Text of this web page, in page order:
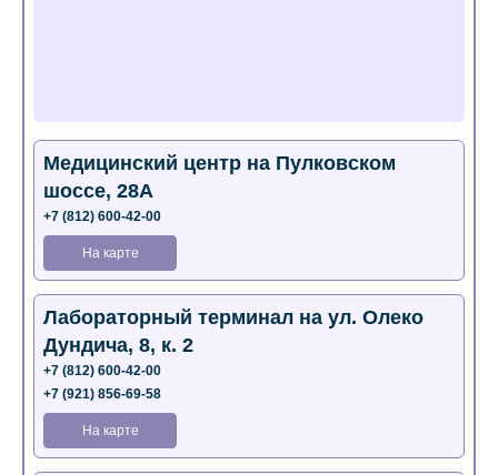
Медицинский центр на Пулковском
шоссе, 28А
+7 (812) 600-42-00
На карте
Лабораторный терминал на ул. Олеко
Дундича, 8, к. 2
+7 (812) 600-42-00
+7 (921) 856-69-58
На карте